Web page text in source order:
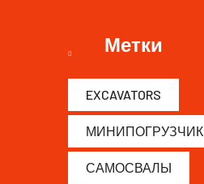
Метки
EXCAVATORS
МИНИПОГРУЗЧИК
САМОСВАЛЫ